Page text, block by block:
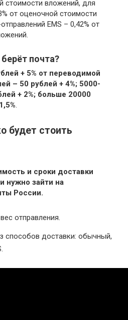
стоимости вложений, для
от оценочной стоимости
EMS – 0,42% от
почта?
+ 5% от переводимой
– 50 рублей + 4%; 5000-
+ 2%; больше 20000
.
будет стоить
и сроки доставки
нужно зайти на
России.
отправления.
способов доставки: обычный,